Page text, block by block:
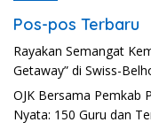
Pos-pos Terbaru
Rayakan Semangat
Getaway” di Swiss-
OJK Bersama Pemkab
Nyata: 150 Guru dan